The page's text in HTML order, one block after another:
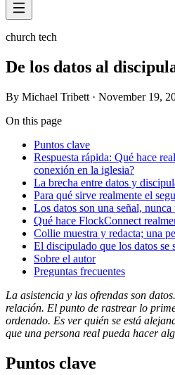
church tech
De los datos al
By Michael Tribett · November 19,
On this page
Puntos clave
Respuesta rápida: Qué hace
conexión en la iglesia?
La brecha entre datos y
Para qué sirve realmente el
Los datos son una señal,
Qué hace FlockConnect
Collie muestra y redacta; una
El discipulado que los datos se
Sobre el autor
Preguntas frecuentes
La asistencia y las ofrendas son
relación. El punto de rastrear lo
ordenado. Es ver quién se está
que una persona real pueda hacer
Puntos clave